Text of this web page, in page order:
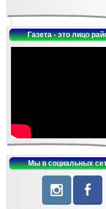
Газета - это лицо
Мы в социальных